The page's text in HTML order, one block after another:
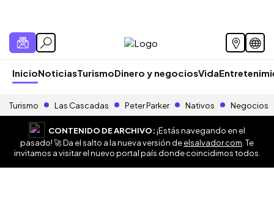
InicioNoticiasTurismoDinero y negociosVida
Turismo Las Cascadas Peter Parker Nativos Negocios
CONTENIDO DE ARCHIVO:¡Estás navegando en el
pasado! 🚀 Da el salto a la nueva versión deelsalvador.com . Te
invitamos a visitar el nuevo portal país donde coincidimos todos.